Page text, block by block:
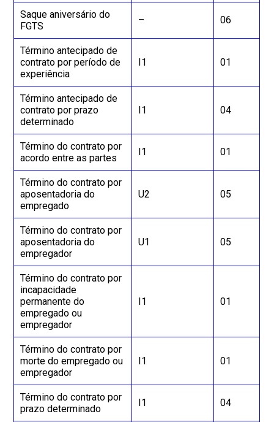
Saque aniversário do
FGTS
– 06
Término antecipado de
contrato por período de
experiência
I1 01
Término antecipado de
contrato por prazo
determinado
I1 04
Término do contrato por
acordo entre as partes
I1 01
Término do contrato por
aposentadoria do
empregado
U2 05
Término do contrato por
aposentadoria do
empregador
U1 05
Término do contrato por
incapacidade
permanente do
empregado ou
empregador
I1 01
Término do contrato por
morte do empregado ou
empregador
I1 01
Término do contrato por
prazo determinado
I1 04